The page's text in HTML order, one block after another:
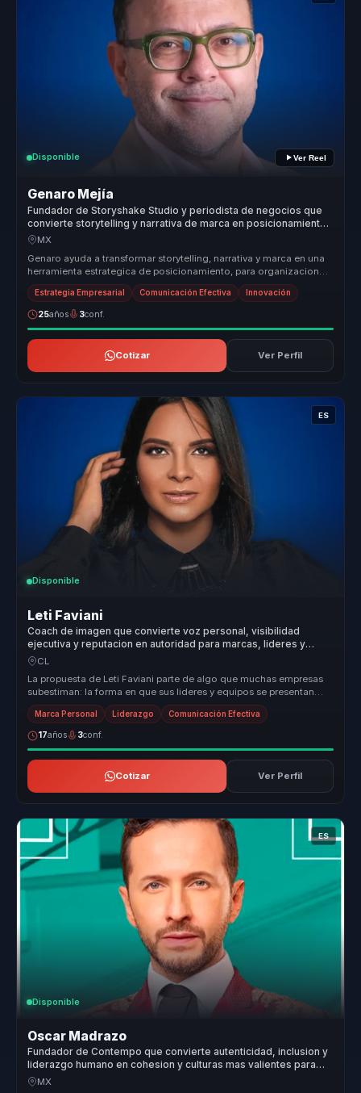
Disponible Ver Reel
Genaro Mejía
Fundador de Storyshake Studio y periodista de negocios que
convierte storytelling y narrativa de marca en posicionamiento
para empresas y lideres.
MX
Genaro ayuda a transformar storytelling, narrativa y marca en una
herramienta estrategica de posicionamiento, para organizaciones
que nec...
Estrategia Empresarial Comunicación Efectiva Innovación
25años 3conf.
Cotizar Ver Perfil
ES
Disponible
Leti Faviani
Coach de imagen que convierte voz personal, visibilidad
ejecutiva y reputacion en autoridad para marcas, lideres y
voceros.
CL
La propuesta de Leti Faviani parte de algo que muchas empresas
subestiman: la forma en que sus lideres y equipos se presentan
tambien com...
Marca Personal Liderazgo Comunicación Efectiva
17años 3conf.
Cotizar Ver Perfil
ES
Disponible
Oscar Madrazo
Fundador de Contempo que convierte autenticidad, inclusion y
liderazgo humano en cohesion y culturas mas valientes para
empresas y equipos.
MX